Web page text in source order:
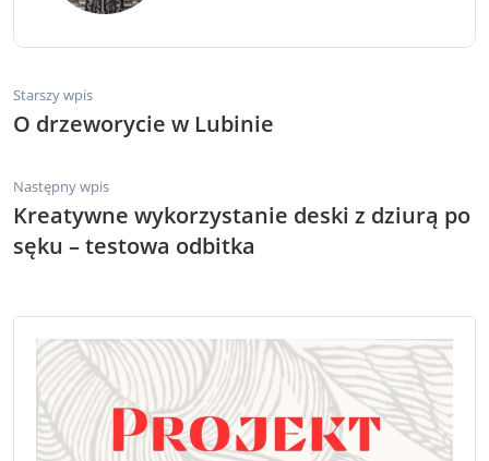
Starszy wpis
O drzeworycie w Lubinie
Następny wpis
Kreatywne wykorzystanie deski z dziurą po
sęku – testowa odbitka